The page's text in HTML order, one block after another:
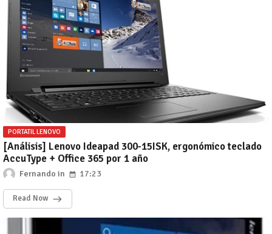
PORTATIL LENOVO
[Análisis] Lenovo Ideapad 300-15ISK, ergonómico teclado
AccuType + Office 365 por 1 año
Fernando 17:23
Read Now